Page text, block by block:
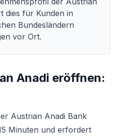
dies für Kunden in
Bundesländern
vor Ort.
Anadi eröffnen:
Austrian Anadi Bank
Minuten und erfordert